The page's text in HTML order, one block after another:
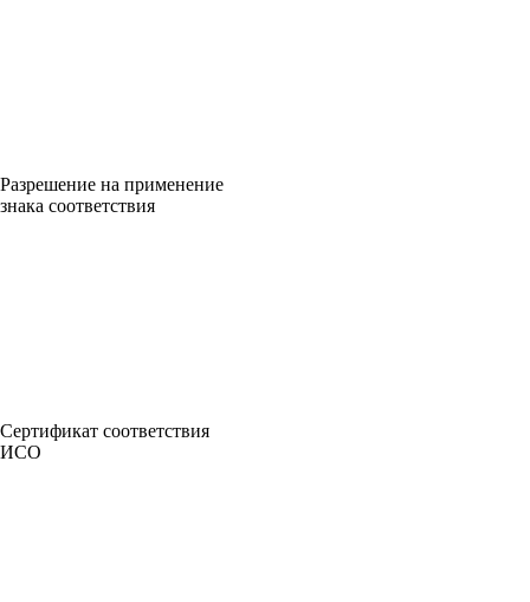
Разрешение на применение
знака соответствия
Сертификат соответствия
ИСО